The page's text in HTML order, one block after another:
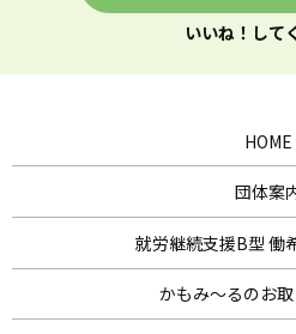
いいね！して
HOME
団体案
就労継続支援B型 働
かもみ～るのお